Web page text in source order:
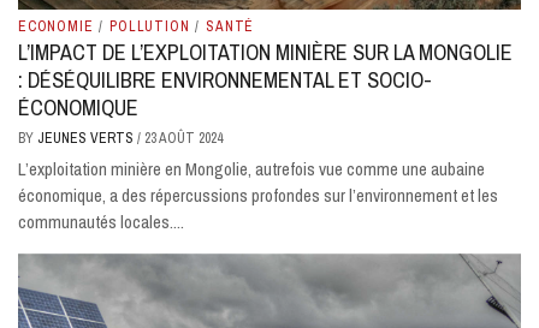
ECONOMIE / POLLUTION / SANTÉ
L’IMPACT DE L’EXPLOITATION MINIÈRE SUR LA MONGOLIE
: DÉSÉQUILIBRE ENVIRONNEMENTAL ET SOCIO-
ÉCONOMIQUE
BY JEUNES VERTS / 23 AOÛT 2024
L’exploitation minière en Mongolie, autrefois vue comme une aubaine
économique, a des répercussions profondes sur l’environnement et les
communautés locales....